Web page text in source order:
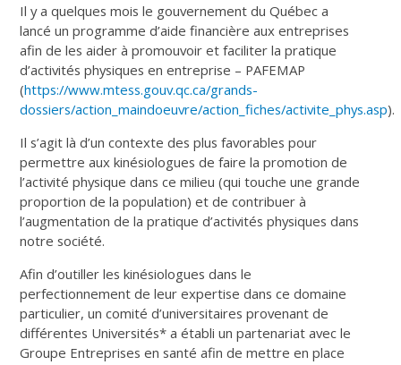
Il y a quelques mois le gouvernement du Québec a
lancé un programme d’aide financière aux entreprises
afin de les aider à promouvoir et faciliter la pratique
d’activités physiques en entreprise – PAFEMAP
(https://www.mtess.gouv.qc.ca/grands-
dossiers/action_maindoeuvre/action_fiches/activite_phys.asp).
Il s’agit là d’un contexte des plus favorables pour
permettre aux kinésiologues de faire la promotion de
l’activité physique dans ce milieu (qui touche une grande
proportion de la population) et de contribuer à
l’augmentation de la pratique d’activités physiques dans
notre société.
Afin d’outiller les kinésiologues dans le
perfectionnement de leur expertise dans ce domaine
particulier, un comité d’universitaires provenant de
différentes Universités* a établi un partenariat avec le
Groupe Entreprises en santé afin de mettre en place